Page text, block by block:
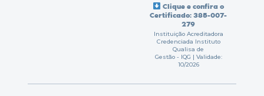
Clique e confira o
Certificado: 385-007-
279
Instituição Acreditadora
Credenciada Instituto
Qualisa de
Gestão - IQG | Validade:
10/2026